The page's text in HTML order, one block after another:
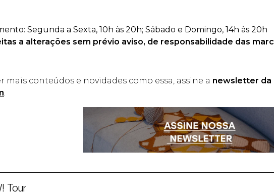
Segunda a Sexta, 10h às 20h; Sábado e Domingo, 14h às 20h
a alterações sem prévio aviso, de responsabilidade das
mais conteúdos e novidades como essa, assine a newsletter da
.
Tour